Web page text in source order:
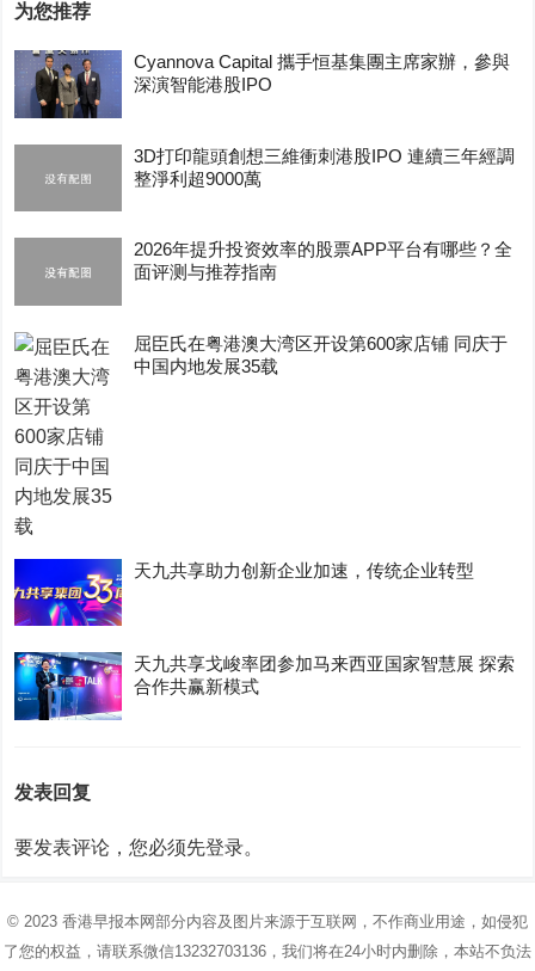
为您推荐
Cyannova Capital 攜手恒基集團主席家辦，參與
深演智能港股IPO
3D打印龍頭創想三維衝刺港股IPO 連續三年經調
整淨利超9000萬
2026年提升投资效率的股票APP平台有哪些？全
面评测与推荐指南
屈臣氏在粤港澳大湾区开设第600家店铺 同庆于
中国内地发展35载
天九共享助力创新企业加速，传统企业转型
天九共享戈峻率团参加马来西亚国家智慧展 探索
合作共赢新模式
发表回复
要发表评论，您必须先登录。
© 2023 香港早报本网部分内容及图片来源于互联网，不作商业用途，如侵犯
了您的权益，请联系微信13232703136，我们将在24小时内删除，本站不负法